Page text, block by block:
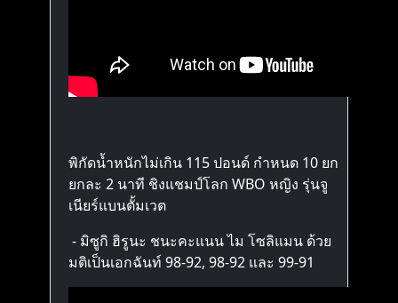
พิกัดน้ำหนักไม่เกิน 115 ปอนด์ กำหนด 10 ยก
ยกละ 2 นาที ชิงแชมป์โลก WBO หญิง รุ่นจู
เนียร์แบนตั้มเวต
- มิซูกิ ฮิรูนะ ชนะคะแนน ไม โซลิแมน ด้วย
มติเป็นเอกฉันท์ 98-92, 98-92 และ 99-91